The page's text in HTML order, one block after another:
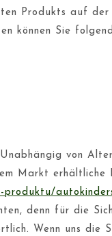
Produkts auf der
können Sie
von
Markt erhältliche
denn für die
Wenn uns die